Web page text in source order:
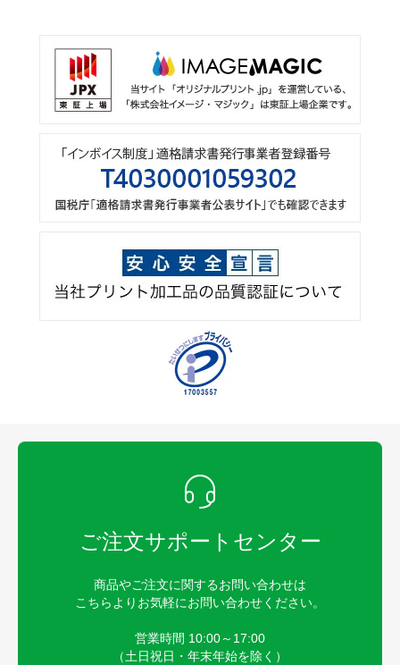
ご注文サポートセンター
商品やご注文に関するお問い合わせは
こちらよりお気軽にお問い合わせください。
営業時間 10:00～17:00
（土日祝日・年末年始を除く）